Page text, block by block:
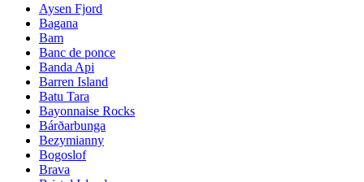
Aysen Fjord
Bagana
Bam
Banc de ponce
Banda Api
Barren Island
Batu Tara
Bayonnaise Rocks
Bárðarbunga
Bezymianny
Bogoslof
Brava